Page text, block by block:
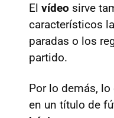
El vídeo sirve
característicos
paradas o los
partido.
Por lo demás,
en un título de